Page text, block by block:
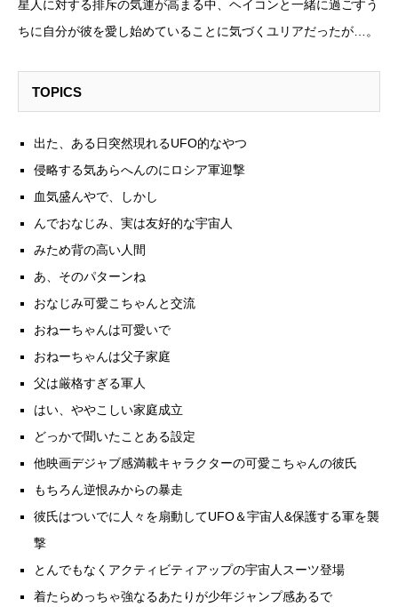
星人に対する排斥の気運が高まる中、ヘイコンと一緒に過ごすう
ちに自分が彼を愛し始めていることに気づくユリアだったが…。
TOPICS
出た、ある日突然現れるUFO的なやつ
侵略する気あらへんのにロシア軍迎撃
血気盛んやで、しかし
んでおなじみ、実は友好的な宇宙人
みため背の高い人間
あ、そのパターンね
おなじみ可愛こちゃんと交流
おねーちゃんは可愛いで
おねーちゃんは父子家庭
父は厳格すぎる軍人
はい、ややこしい家庭成立
どっかで聞いたことある設定
他映画デジャブ感満載キャラクターの可愛こちゃんの彼氏
もちろん逆恨みからの暴走
彼氏はついでに人々を扇動してUFO＆宇宙人&保護する軍を襲
撃
とんでもなくアクティビティアップの宇宙人スーツ登場
着たらめっちゃ強なるあたりが少年ジャンプ感あるで